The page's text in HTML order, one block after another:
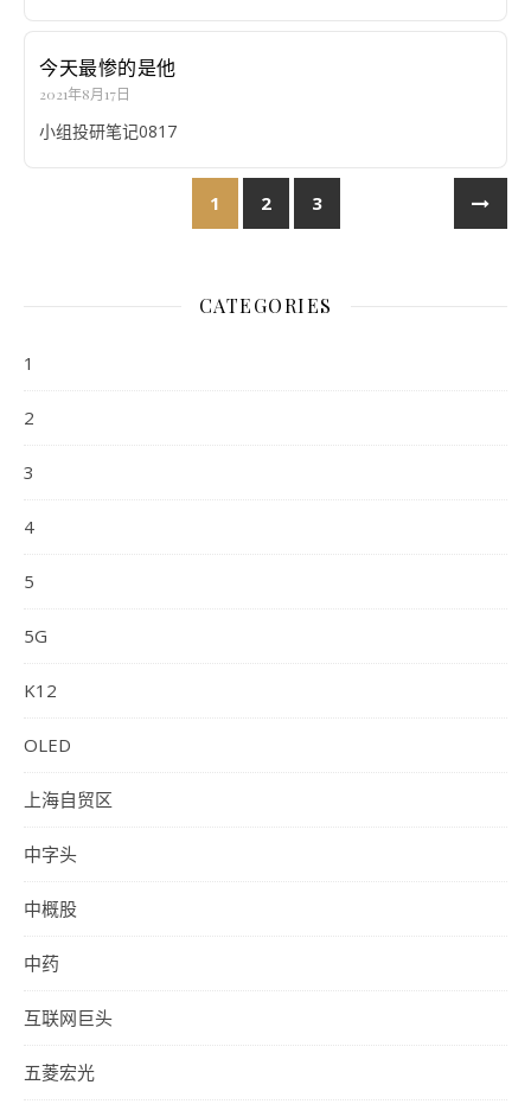
今天最惨的是他
2021年8月17日
小组投研笔记0817
1 2 3
CATEGORIES
1
2
3
4
5
5G
K12
OLED
上海自贸区
中字头
中概股
中药
互联网巨头
五菱宏光